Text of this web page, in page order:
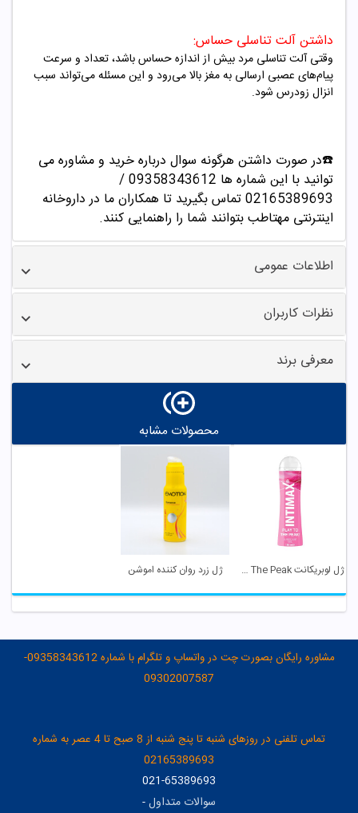
داشتن آلت تناسلی حساس:
وقتی آلت تناسلی مرد بیش از اندازه حساس باشد، تعداد و سرعت
پیام‌های عصبی ارسالی به مغز بالا می‌رود و این مسئله می‌تواند سبب
انزال زودرس شود.
☎️در صورت داشتن هرگونه سوال درباره خرید و مشاوره می
توانید با این شماره ها 09358343612 /
02165389693تماس بگیرید تا همکاران ما در داروخانه
اینترنتی مهتاطب بتوانند شما را راهنمایی کنند.
اطلاعات عمومی
نظرات کاربران
معرفی برند
محصولات مشابه
ژل لوبریکانت Play To The Peak اینتی مکس ژل زرد روان کننده اموشن
مشاوره رایگان بصورت چت در واتساپ و تلگرام با شماره 09358343612-
09302007587
تماس تلفنی در روزهای شنبه تا پنج شنبه از 8 صبح تا 4 عصر به شماره
02165389693
021-65389693
سوالات متداول-